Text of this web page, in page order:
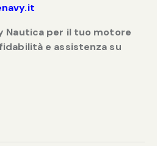
Nautica per il tuo motore
e assistenza su